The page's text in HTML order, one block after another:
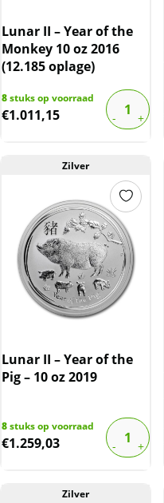
Lunar II – Year of the
Monkey 10 oz 2016
(12.185 oplage)
8stuks op voorraad
€1.011,15
Zilver
Lunar II – Year of the
Pig – 10 oz 2019
8stuks op voorraad
€1.259,03
Zilver